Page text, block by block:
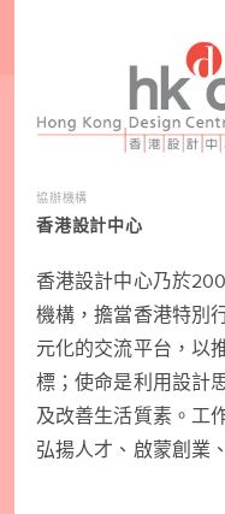
協辦機構
香港設計中心
香港設計中心乃於
機構，擔當香港特別
元化的交流平台，以
標；使命是利用設計
及改善生活質素。工
弘揚人才、啟蒙創業